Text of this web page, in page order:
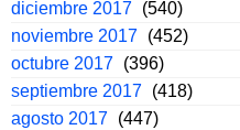
diciembre 2017 (540)
noviembre 2017 (452)
octubre 2017 (396)
septiembre 2017 (418)
agosto 2017 (447)